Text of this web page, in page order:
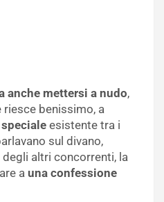
anche mettersi a nudo,
riesce benissimo, a
esistente tra i
sul divano,
altri concorrenti, la
a una confessione